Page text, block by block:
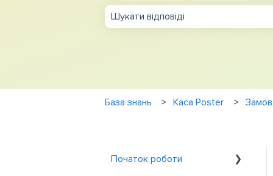
База знань Каса Poster
Початок роботи